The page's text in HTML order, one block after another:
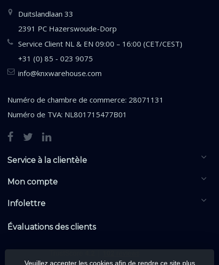
Duitslandlaan 33
2391 PC Hazerswoude-Dorp
Service Client NL & EN 09:00 – 16:00 (CET/CEST)
+31 (0) 85 - 023 9075
info@knxwarehouse.com
Numéro de chambre de commerce: 28071131
Numéro de TVA: NL801715477B01
Service à la clientèle
Mon compte
Infolettre
Évaluations des clients
Veuillez accepter les cookies afin de rendre ce site plus